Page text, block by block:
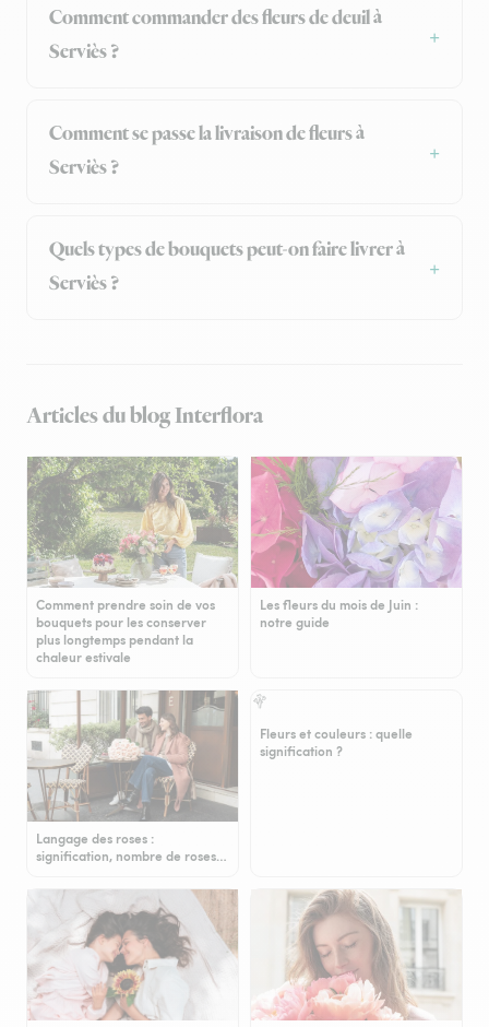
Comment commander des fleurs de deuil à
Serviès ?
Comment se passe la livraison de fleurs à
Serviès ?
Quels types de bouquets peut-on faire livrer à
Serviès ?
Articles du blog Interflora
Comment prendre soin de vos
bouquets pour les conserver
plus longtemps pendant la
chaleur estivale
Les fleurs du mois de Juin :
notre guide
Langage des roses :
signification, nombre de roses…
Fleurs et couleurs : quelle
signification ?